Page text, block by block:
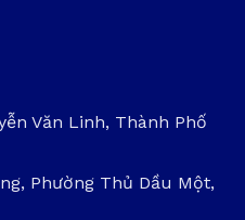
Văn Linh, Thành Phố
Phường Thủ Dầu Một,